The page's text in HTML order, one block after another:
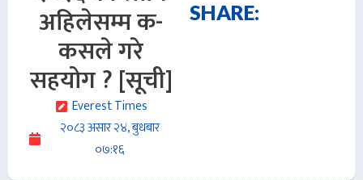
अहिलेसम्म क-
कसले गरे
सहयोग ? [सूची]
Everest Times
२०८३ असार २४, बुधबार
०७:१६
SHARE: